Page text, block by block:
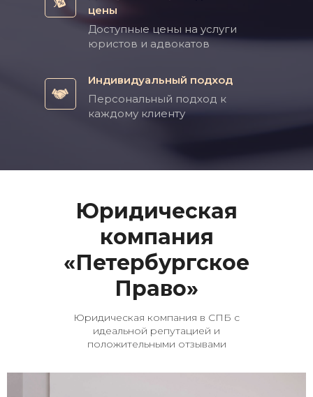
цены
Доступные цены на услуги
юристов и адвокатов
Индивидуальный подход
Персональный подход к
каждому клиенту
Юридическая
компания
«Петербургское
Право»
Юридическая компания в СПБ с
идеальной репутацией и
положительными отзывами